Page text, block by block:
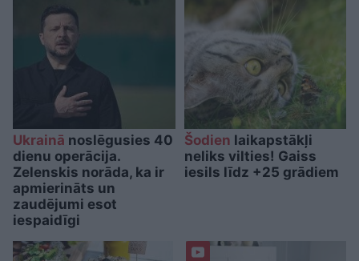
Ukrainā noslēgusies 40
dienu operācija.
Zelenskis norāda, ka ir
apmierināts un
zaudējumi esot
iespaidīgi
Šodien laikapstākļi
neliks vilties! Gaiss
iesils līdz +25 grādiem